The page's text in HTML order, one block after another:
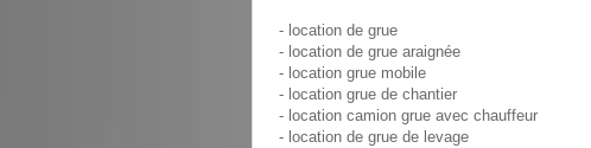
- location de grue
- location de grue araignée
- location grue mobile
- location grue de chantier
- location camion grue avec chauffeur
- location de grue de levage